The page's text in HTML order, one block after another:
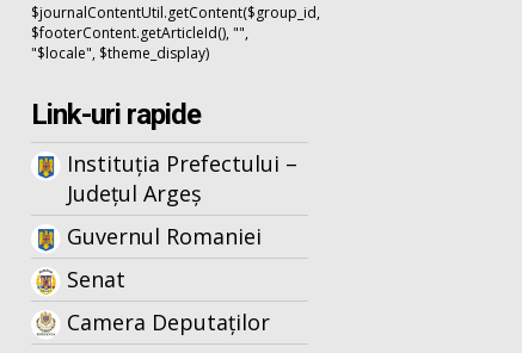
$journalContentUtil.getContent($group_id,
$footerContent.getArticleId(), "",
"$locale", $theme_display)
Link-uri rapide
Instituția Prefectului –
Județul Argeș
Guvernul Romaniei
Senat
Camera Deputaților